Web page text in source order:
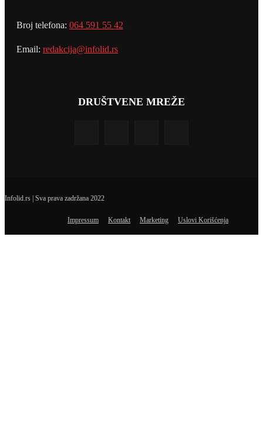
Broj telefona: 064 591 55 42
Email: redakcija@infolid.rs
DRUŠTVENE MREŽE
Infolid.rs | Sva prava zadržana 2022
Impressum Kontakt Marketing Uslovi Korišćenja